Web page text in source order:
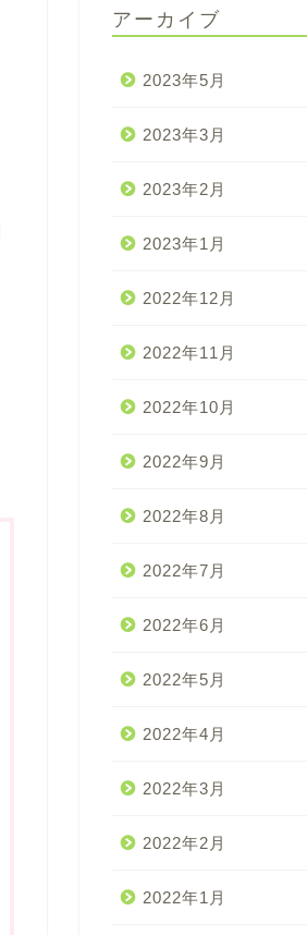
アーカイブ
2023年5月
2023年3月
2023年2月
2023年1月
2022年12月
2022年11月
2022年10月
2022年9月
2022年8月
2022年7月
2022年6月
2022年5月
2022年4月
2022年3月
2022年2月
2022年1月